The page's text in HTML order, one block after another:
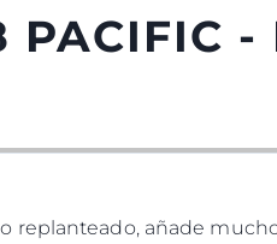
PACIFIC -
replanteado, añade